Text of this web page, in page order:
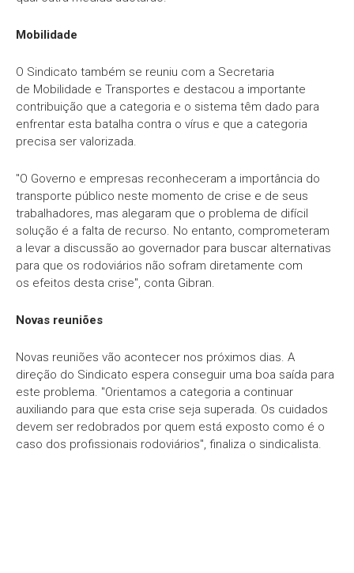
Mobilidade
O Sindicato também se reuniu com a Secretaria
de Mobilidade e Transportes e destacou a importante
contribuição que a categoria e o sistema têm dado para
enfrentar esta batalha contra o vírus e que a categoria
precisa ser valorizada.
"O Governo e empresas reconheceram a importância do
transporte público neste momento de crise e de seus
trabalhadores, mas alegaram que o problema de difícil
solução é a falta de recurso. No entanto, comprometeram
a levar a discussão ao governador para buscar alternativas
para que os rodoviários não sofram diretamente com
os efeitos desta crise", conta Gibran.
Novas reuniões
Novas reuniões vão acontecer nos próximos dias. A
direção do Sindicato espera conseguir uma boa saída para
este problema. "Orientamos a categoria a continuar
auxiliando para que esta crise seja superada. Os cuidados
devem ser redobrados por quem está exposto como é o
caso dos profissionais rodoviários", finaliza o sindicalista.